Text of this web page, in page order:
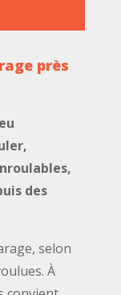
près
des
selon
À